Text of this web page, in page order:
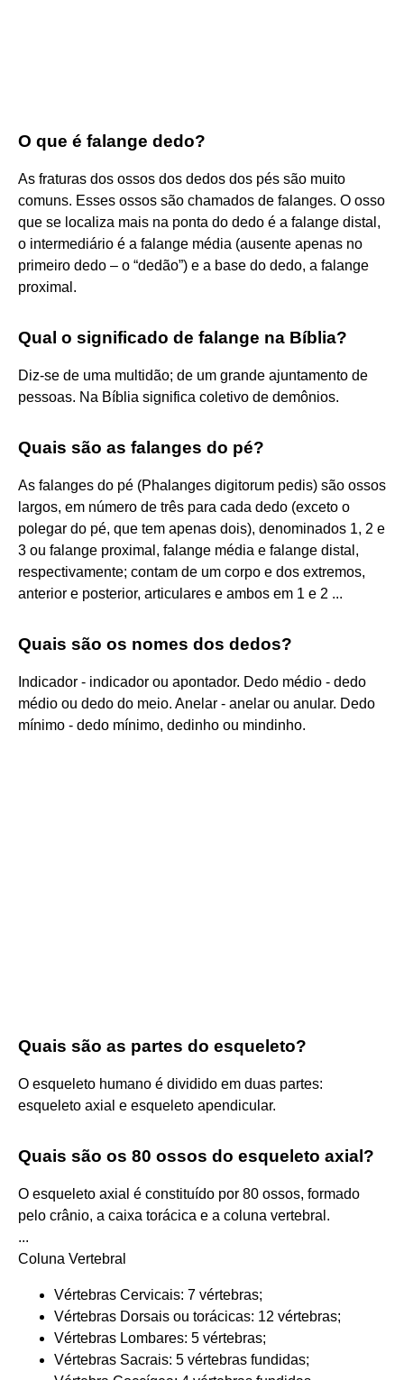
O que é falange dedo?
As fraturas dos ossos dos dedos dos pés são muito
comuns. Esses ossos são chamados de falanges. O osso
que se localiza mais na ponta do dedo é a falange distal,
o intermediário é a falange média (ausente apenas no
primeiro dedo – o “dedão”) e a base do dedo, a falange
proximal.
Qual o significado de falange na Bíblia?
Diz-se de uma multidão; de um grande ajuntamento de
pessoas. Na Bíblia significa coletivo de demônios.
Quais são as falanges do pé?
As falanges do pé (Phalanges digitorum pedis) são ossos
largos, em número de três para cada dedo (exceto o
polegar do pé, que tem apenas dois), denominados 1, 2 e
3 ou falange proximal, falange média e falange distal,
respectivamente; contam de um corpo e dos extremos,
anterior e posterior, articulares e ambos em 1 e 2 ...
Quais são os nomes dos dedos?
Indicador - indicador ou apontador. Dedo médio - dedo
médio ou dedo do meio. Anelar - anelar ou anular. Dedo
mínimo - dedo mínimo, dedinho ou mindinho.
Quais são as partes do esqueleto?
O esqueleto humano é dividido em duas partes:
esqueleto axial e esqueleto apendicular.
Quais são os 80 ossos do esqueleto axial?
O esqueleto axial é constituído por 80 ossos, formado
pelo crânio, a caixa torácica e a coluna vertebral.
...
Coluna Vertebral
Vértebras Cervicais: 7 vértebras;
Vértebras Dorsais ou torácicas: 12 vértebras;
Vértebras Lombares: 5 vértebras;
Vértebras Sacrais: 5 vértebras fundidas;